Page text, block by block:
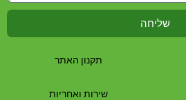
שליחה
תקנון האתר
שירות ואחריות